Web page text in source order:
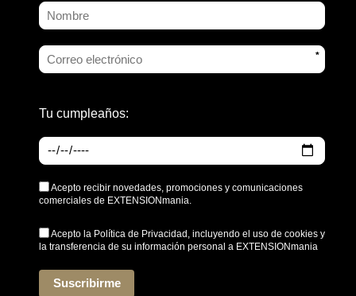
*
Tu cumpleaños:
Acepto recibir novedades, promociones y comunicaciones
comerciales de EXTENSIONmania.
Acepto la Política de Privacidad , incluyendo el uso de cookies y
la transferencia de su información personal a EXTENSIONmania
Suscribirme